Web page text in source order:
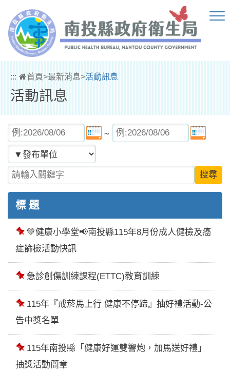
::: 首頁>最新消息>活動訊息
活動訊息
選擇開始日期 ~ 選擇結束日期
發布單位
請輸入關鍵字
標 題
置頂
💚健康小學堂📢南投縣115年8月份成人健檢及癌
症篩檢活動快訊
置頂
急診創傷訓練課程(ETTC)教育訓練
置頂
115年『戒菸馬上行 健康不停蹄』抽好禮活動-公
告中獎名單
置頂
115年南投縣「健康好運雙響炮，加馬送好禮」
抽獎活動簡章